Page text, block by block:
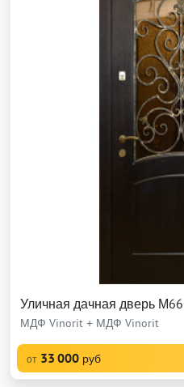
Уличная дачная дверь М66
МДФ Vinorit + МДФ Vinorit
от 33 000 руб